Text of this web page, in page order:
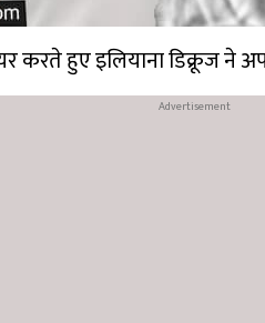
करते हुए इलियाना डिक्रूज ने